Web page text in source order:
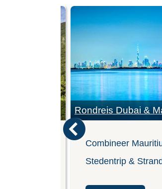
Rondreis Dubai &
Combineer
Stedentrip &